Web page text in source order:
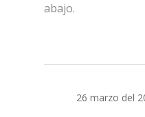
abajo.
26 marzo del